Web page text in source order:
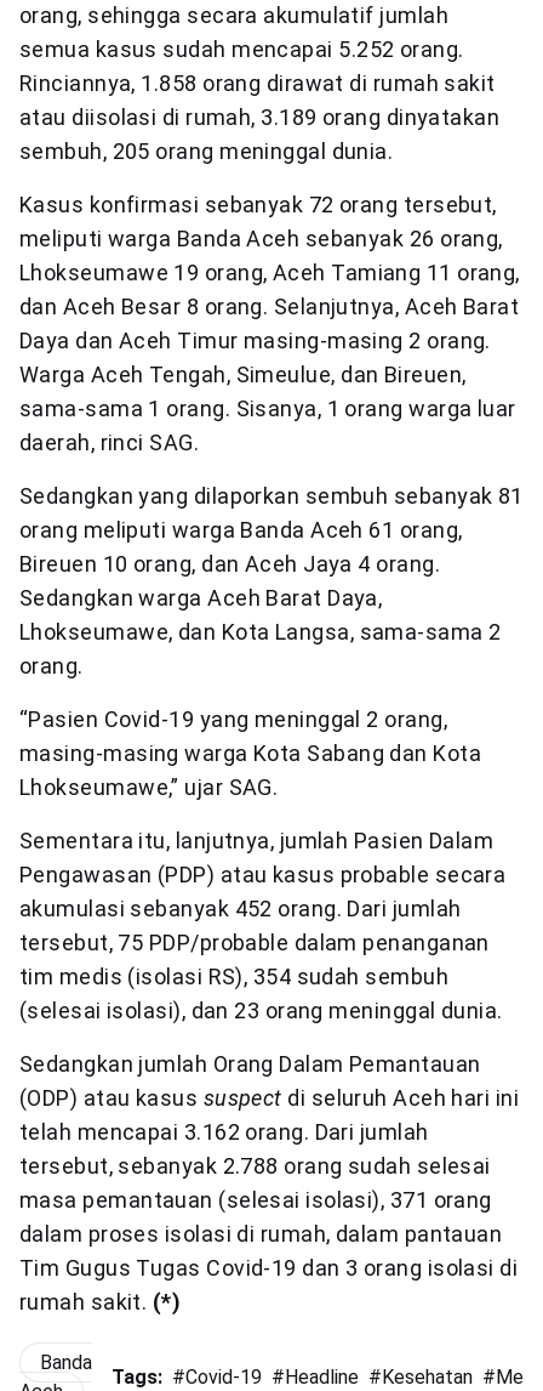
orang, sehingga secara akumulatif jumlah
semua kasus sudah mencapai 5.252 orang.
Rinciannya, 1.858 orang dirawat di rumah sakit
atau diisolasi di rumah, 3.189 orang dinyatakan
sembuh, 205 orang meninggal dunia.
Kasus konfirmasi sebanyak 72 orang tersebut,
meliputi warga Banda Aceh sebanyak 26 orang,
Lhokseumawe 19 orang, Aceh Tamiang 11 orang,
dan Aceh Besar 8 orang. Selanjutnya, Aceh Barat
Daya dan Aceh Timur masing-masing 2 orang.
Warga Aceh Tengah, Simeulue, dan Bireuen,
sama-sama 1 orang. Sisanya, 1 orang warga luar
daerah, rinci SAG.
Sedangkan yang dilaporkan sembuh sebanyak 81
orang meliputi warga Banda Aceh 61 orang,
Bireuen 10 orang, dan Aceh Jaya 4 orang.
Sedangkan warga Aceh Barat Daya,
Lhokseumawe, dan Kota Langsa, sama-sama 2
orang.
“Pasien Covid-19 yang meninggal 2 orang,
masing-masing warga Kota Sabang dan Kota
Lhokseumawe,” ujar SAG.
Sementara itu, lanjutnya, jumlah Pasien Dalam
Pengawasan (PDP) atau kasus probable secara
akumulasi sebanyak 452 orang. Dari jumlah
tersebut, 75 PDP/probable dalam penanganan
tim medis (isolasi RS), 354 sudah sembuh
(selesai isolasi), dan 23 orang meninggal dunia.
Sedangkan jumlah Orang Dalam Pemantauan
(ODP) atau kasus suspect di seluruh Aceh hari ini
telah mencapai 3.162 orang. Dari jumlah
tersebut, sebanyak 2.788 orang sudah selesai
masa pemantauan (selesai isolasi), 371 orang
dalam proses isolasi di rumah, dalam pantauan
Tim Gugus Tugas Covid-19 dan 3 orang isolasi di
rumah sakit. (*)
Banda
Tags: #Covid-19 #Headline #Kesehatan #